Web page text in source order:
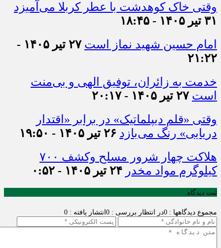
وقتی خاک کوهدشت با عطر کربلا می‌آمیزد
۳۱ تیر ۱۴۰۵ - ۱۸:۴۵
امام حسین شهید نماز است
۲۷ تیر ۱۴۰۵ -
۲۱:۲۲
خدمت به زائران، توفیق الهی و بی‌منت
است ۲۷ تیر ۱۴۰۵ - ۲۰:۱۷
وقتی «قلم دیپلماتیک» در برابر «اقتدار
دریایی» رنگ می‌بازد ۲۶ تیر ۱۴۰۵ - ۱۹:۵۰
هلاکت چهار شرور مسلح وکشف ۷۰۰
کیلوگرم مواد مخدر ۲۴ تیر ۱۴۰۵ - ۰:۵۲
ثبت دیدگاه
مجموع دیدگاهها : 0 در انتظار بررسی : 0 انتشار یافته : 0